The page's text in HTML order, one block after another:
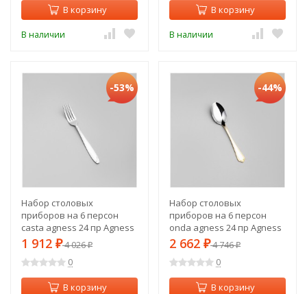
В корзину
В наличии
В корзину
В наличии
-53%
Набор столовых
приборов на 6 персон
casta agness 24 пр Agness
(942-555)
1 912 ₽4 026₽
0
В корзину
-44%
Набор столовых
приборов на 6 персон
onda agness 24 пр Agness
(942-546)
2 662 ₽4 746₽
0
В корзину